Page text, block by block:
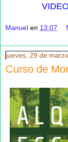
Manuel en 13:07
jueves, 29 de
Curso de